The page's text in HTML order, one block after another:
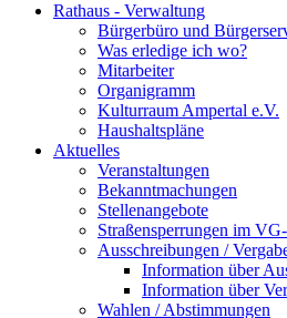
Rathaus - Verwaltung
Bürgerbüro und
Was erledige ich wo?
Mitarbeiter
Organigramm
Kulturraum Ampertal e.V.
Haushaltspläne
Aktuelles
Veranstaltungen
Bekanntmachungen
Stellenangebote
Straßensperrungen im
Ausschreibungen /
Information über
Information über
Wahlen / Abstimmungen